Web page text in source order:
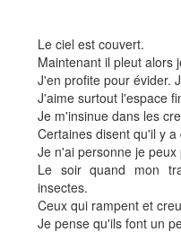
Le ciel est couvert.
Maintenant il pleut alors
J'en profite pour évider.
J'aime surtout l'espace
Je m'insinue dans les
Certaines disent qu'il y
Je n'ai personne je
Le soir quand mon
insectes.
Ceux qui rampent et
Je pense qu'ils font un